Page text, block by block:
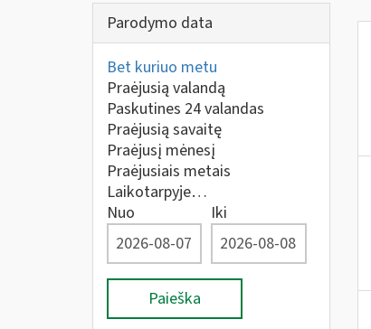
Parodymo data
Bet kuriuo metu
Praėjusią valandą
Paskutines 24 valandas
Praėjusią savaitę
Praėjusį mėnesį
Praėjusiais metais
Laikotarpyje…
Nuo
Iki
Paieška